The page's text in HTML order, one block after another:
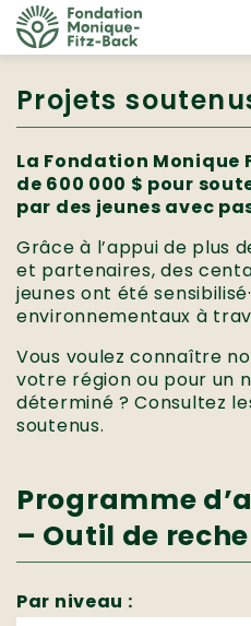
Projets
La Fondation Monique
de 600 000 $ pour
par des jeunes avec
Grâce à l’appui de plus
et partenaires, des
jeunes ont été
environnementaux à
Vous voulez connaître
votre région ou pour un
déterminé ? Consultez
soutenus.
Programme
– Outil de
Par niveau :